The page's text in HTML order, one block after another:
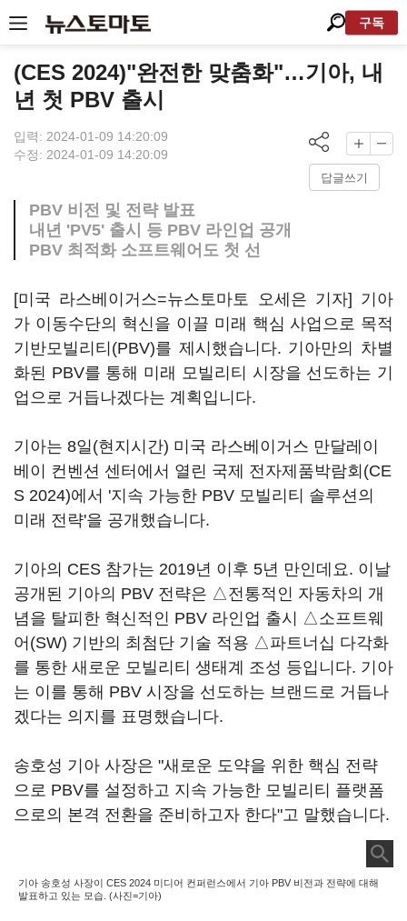
구독
(CES 2024)"완전한 맞춤화"…기아, 내
년 첫 PBV 출시
입력: 2024-01-09 14:20:09
수정: 2024-01-09 14:20:09
답글쓰기
PBV 비전 및 전략 발표
내년 'PV5' 출시 등 PBV 라인업 공개
PBV 최적화 소프트웨어도 첫 선
[미국 라스베이거스=뉴스토마토 오세은 기자] 기아
가 이동수단의 혁신을 이끌 미래 핵심 사업으로 목적
기반모빌리티(PBV)를 제시했습니다. 기아만의 차별
화된 PBV를 통해 미래 모빌리티 시장을 선도하는 기
업으로 거듭나겠다는 계획입니다.
기아는 8일(현지시간) 미국 라스베이거스 만달레이
베이 컨벤션 센터에서 열린 국제 전자제품박람회(CE
S 2024)에서 '지속 가능한 PBV 모빌리티 솔루션의
미래 전략'을 공개했습니다.
기아의 CES 참가는 2019년 이후 5년 만인데요. 이날
공개된 기아의 PBV 전략은 △전통적인 자동차의 개
념을 탈피한 혁신적인 PBV 라인업 출시 △소프트웨
어(SW) 기반의 최첨단 기술 적용 △파트너십 다각화
를 통한 새로운 모빌리티 생태계 조성 등입니다. 기아
는 이를 통해 PBV 시장을 선도하는 브랜드로 거듭나
겠다는 의지를 표명했습니다.
송호성 기아 사장은 "새로운 도약을 위한 핵심 전략
으로 PBV를 설정하고 지속 가능한 모빌리티 플랫폼
으로의 본격 전환을 준비하고자 한다"고 말했습니다.
기아 송호성 사장이 CES 2024 미디어 컨퍼런스에서 기아 PBV 비전과 전략에 대해
발표하고 있는 모습. (사진=기아)